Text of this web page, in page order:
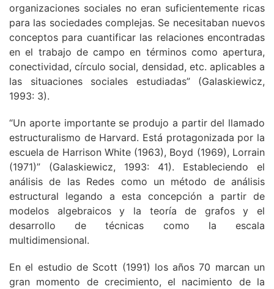
organizaciones sociales no eran suficientemente ricas
para las sociedades complejas. Se necesitaban nuevos
conceptos para cuantificar las relaciones encontradas
en el trabajo de campo en términos como apertura,
conectividad, círculo social, densidad, etc. aplicables a
las situaciones sociales estudiadas” (Galaskiewicz,
1993: 3).
“Un aporte importante se produjo a partir del llamado
estructuralismo de Harvard. Está protagonizada por la
escuela de Harrison White (1963), Boyd (1969), Lorrain
(1971)” (Galaskiewicz, 1993: 41). Estableciendo el
análisis de las Redes como un método de análisis
estructural legando a esta concepción a partir de
modelos algebraicos y la teoría de grafos y el
desarrollo de técnicas como la escala
multidimensional.
En el estudio de Scott (1991) los años 70 marcan un
gran momento de crecimiento, el nacimiento de la